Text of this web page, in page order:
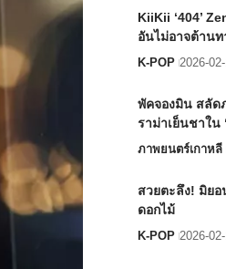
KiiKii ‘404’
อันไม่อาจต้าน
K-POP 2026-
พัคจองมิน สลัด
ราม่าเย็นชาใน
ภาพยนตร์เกาหลี
สวยตะลึง! มิยอ
ดอกไม้
K-POP 2026-